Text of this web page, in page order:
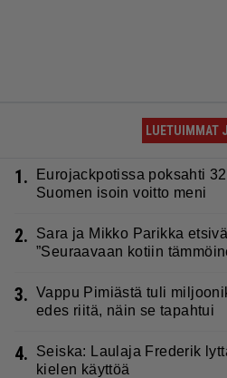
LUETUIMMAT
1.
Eurojackpotissa poksahti
Suomen isoin voitto meni
2.
Sara ja Mikko Parikka
”Seuraavaan kotiin
3. Vappu Pimiästä tuli
edes riitä, näin se tapahtui
4.
Seiska: Laulaja Frederik
kielen käyttöä